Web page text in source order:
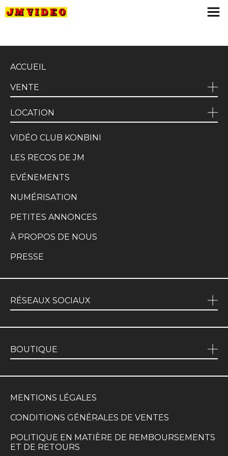
ACCUEIL
VENTE
LOCATION
VIDÉO CLUB KONBINI
LES RECOS DE JM
EVÉNEMENTS
NUMÉRISATION
PETITES ANNONCES
À PROPOS DE NOUS
PRESSE
RÉSEAUX SOCIAUX
BOUTIQUE
MENTIONS LÉGALES
CONDITIONS GÉNÉRALES DE VENTES
POLITIQUE EN MATIÈRE DE REMBOURSEMENTS
ET DE RETOURS